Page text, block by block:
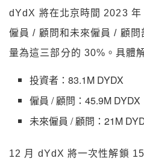
dYdX 將在北京時間 2023 年
僱員 / 顧問和未來僱員 / 顧
量為這三部分的 30%。具體
投資者：83.1M DYDX
僱員 / 顧問：45.9M DYDX
未來僱員 / 顧問：21M
12 月 dYdX 將一次性解鎖